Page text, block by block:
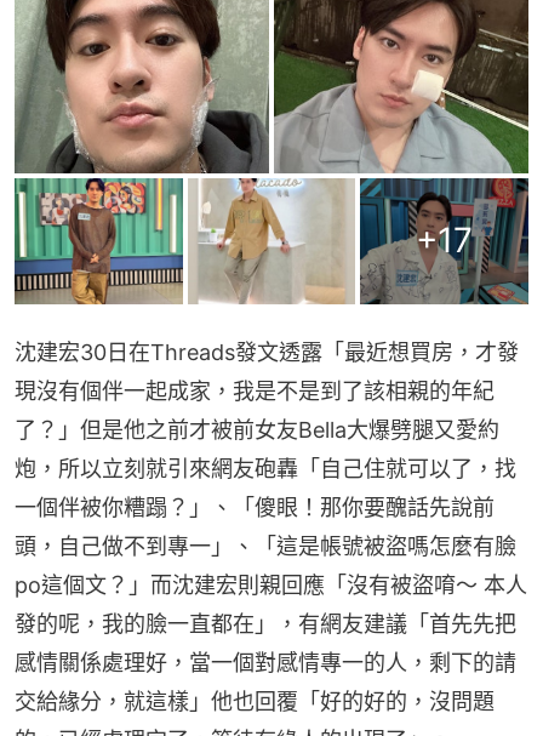
+17
沈建宏30日在Threads發文透露「最近想買房，才發
現沒有個伴一起成家，我是不是到了該相親的年紀
了？」但是他之前才被前女友Bella大爆劈腿又愛約
炮，所以立刻就引來網友砲轟「自己住就可以了，找
一個伴被你糟蹋？」、「傻眼！那你要醜話先說前
頭，自己做不到專一」、「這是帳號被盜嗎怎麼有臉
po這個文？」而沈建宏則親回應「沒有被盜唷～ 本人
發的呢，我的臉一直都在」，有網友建議「首先先把
感情關係處理好，當一個對感情專一的人，剩下的請
交給緣分，就這樣」他也回覆「好的好的，沒問題